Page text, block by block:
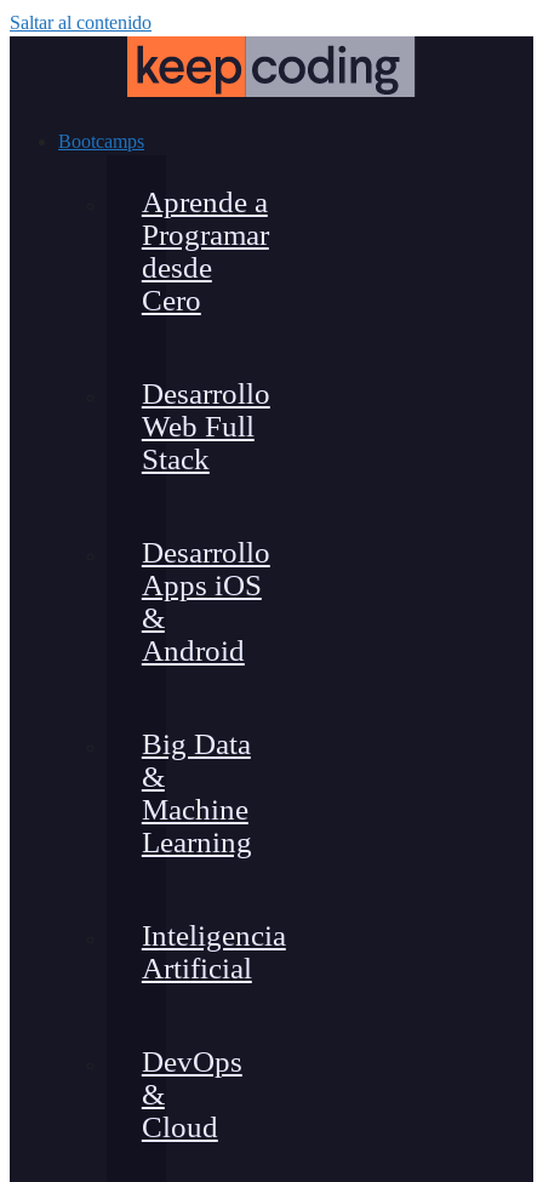
Saltar al contenido
Bootcamps
Aprende a
Programar
desde
Cero
Desarrollo
Web Full
Stack
Desarrollo
Apps iOS
&
Android
Big Data
&
Machine
Learning
Inteligencia
Artificial
DevOps
&
Cloud